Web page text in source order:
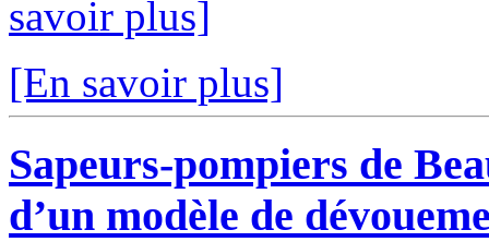
savoir plus]
[En savoir plus]
Sapeurs-pompiers de
d’un modèle de